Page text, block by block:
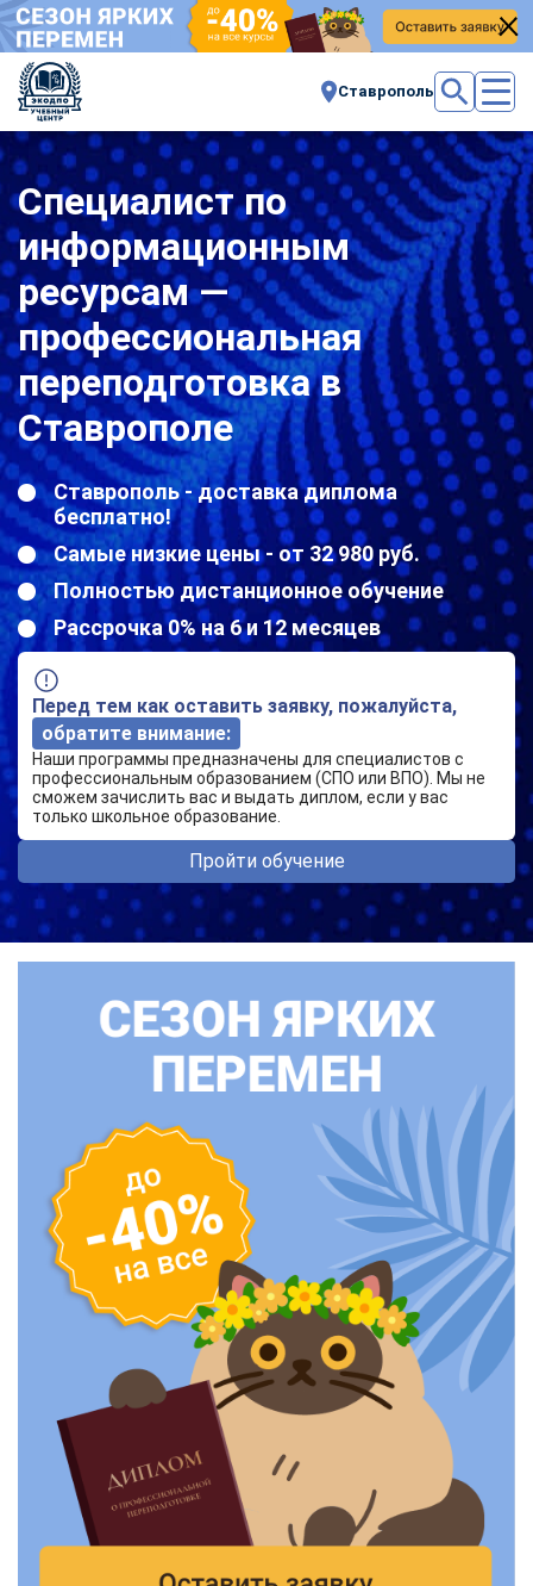
Ставрополь
Специалист по
информационным
ресурсам —
профессиональная
переподготовка в
Ставрополе
Ставрополь - доставка диплома
бесплатно!
Самые низкие цены - от 32 980 руб.
Полностью дистанционное обучение
Рассрочка 0% на 6 и 12 месяцев
Перед тем как оставить заявку, пожалуйста,
обратите внимание:
Наши программы предназначены для специалистов с
профессиональным образованием (СПО или ВПО). Мы не
сможем зачислить вас и выдать диплом, если у вас
только школьное образование.
Пройти обучение